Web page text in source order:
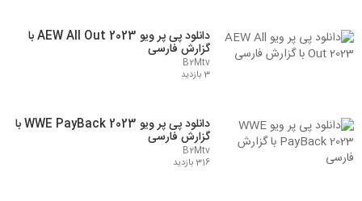
دانلود پی پر ویو AEW All Out 2023 با
گزارش فارسی
B2Mtv
3 بازدید
دانلود پی پر ویو WWE PayBack 2023 با
گزارش فارسی
B2Mtv
316 بازدید